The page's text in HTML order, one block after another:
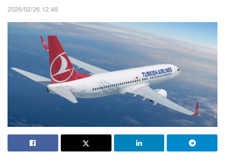
2026/02/26 12:48